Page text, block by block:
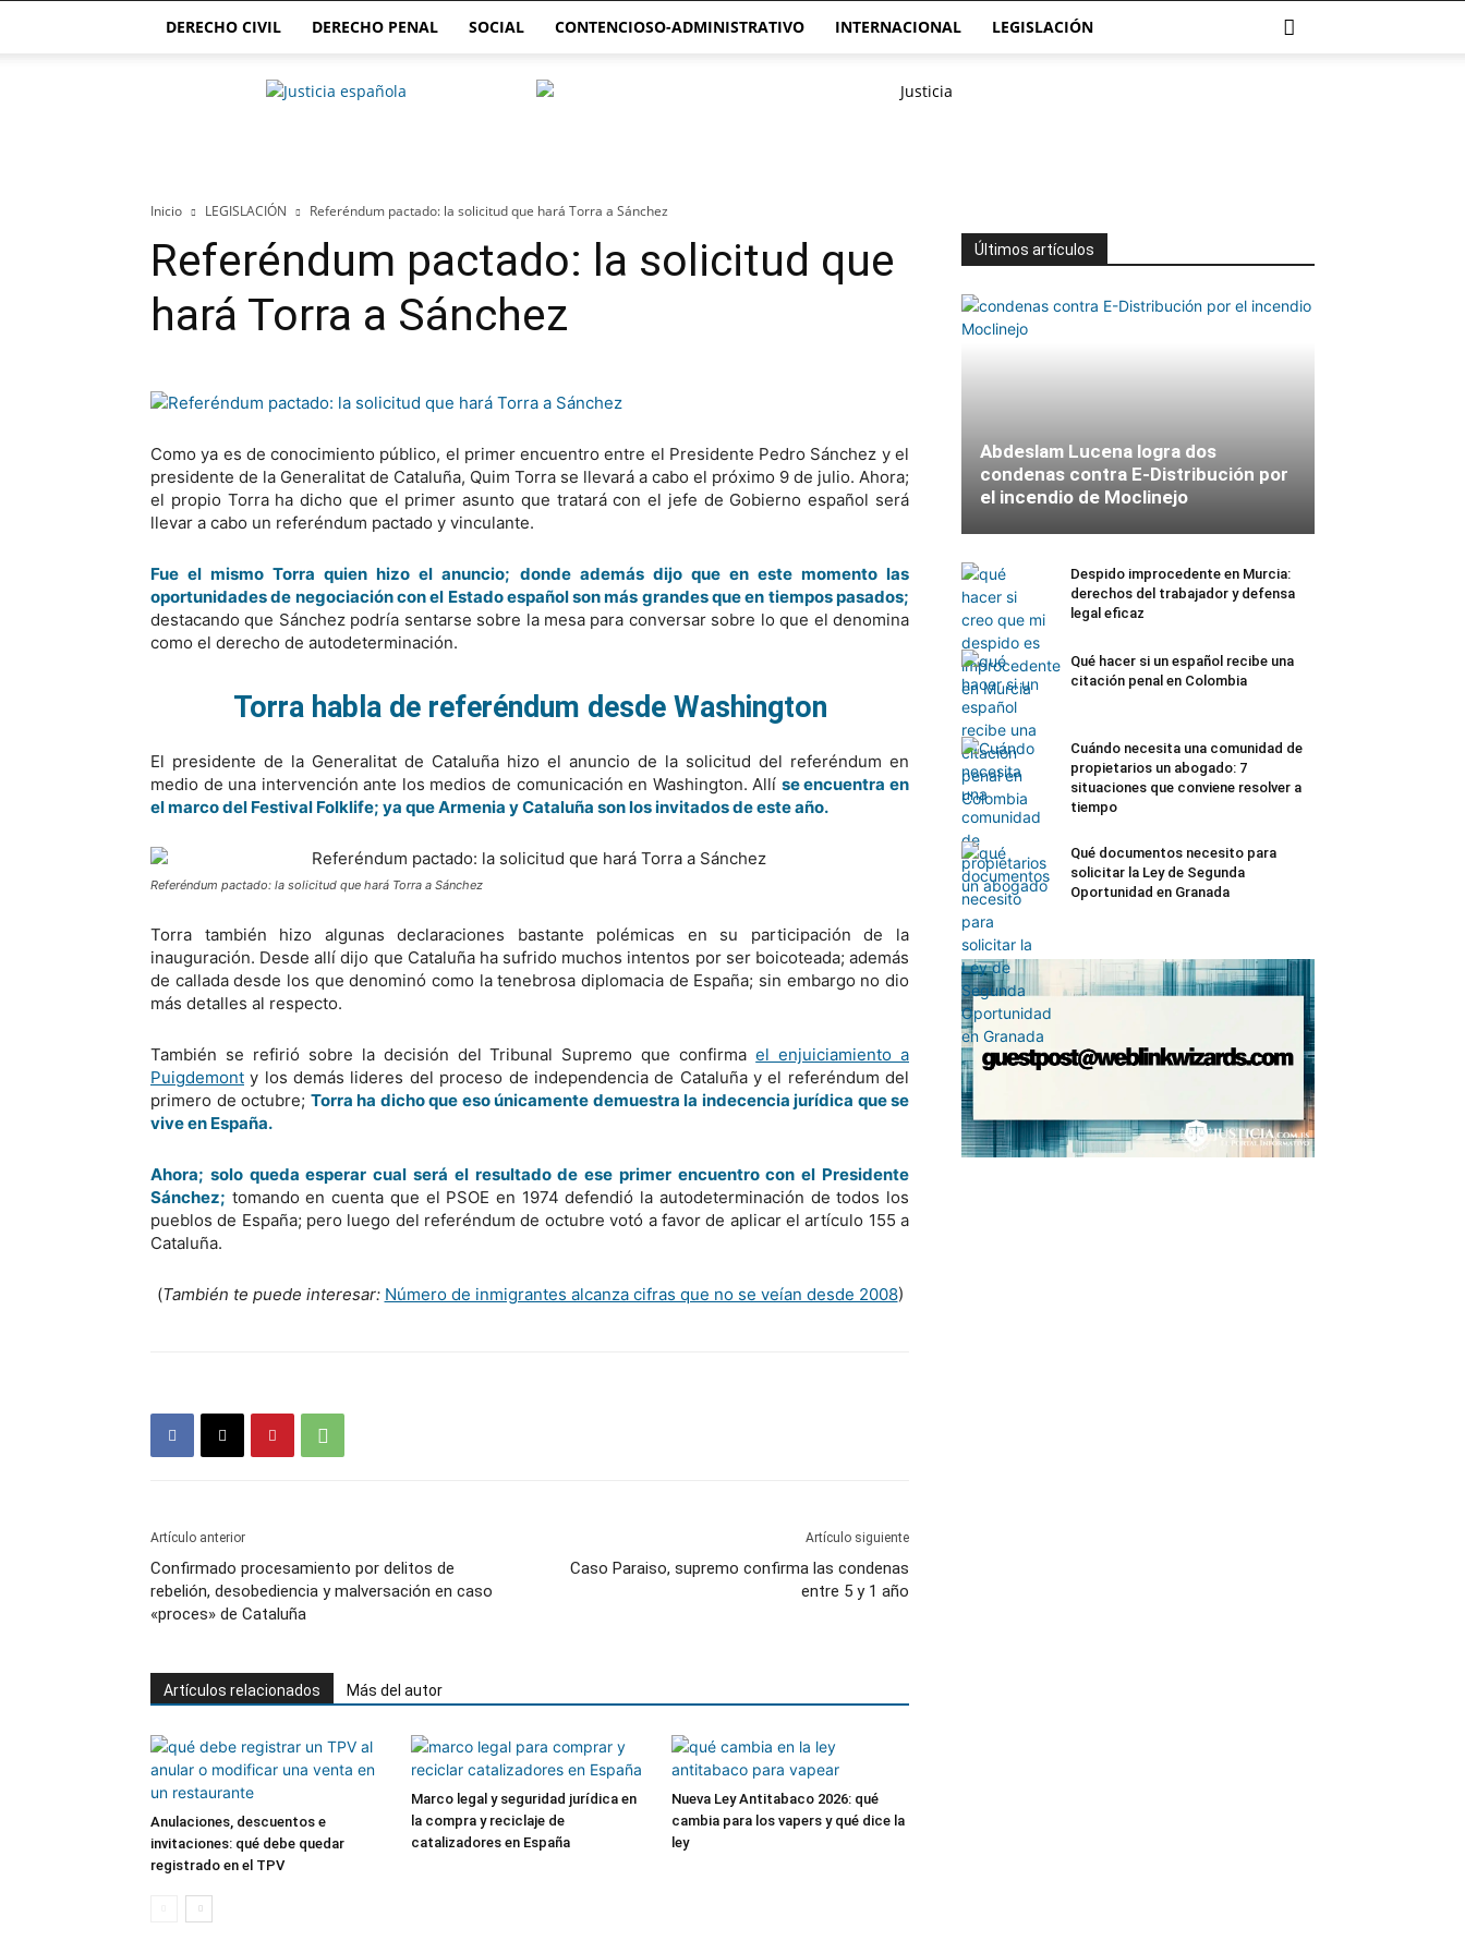
DERECHO CIVIL DERECHO PENAL SOCIAL CONTENCIOSO-ADMINISTRATIVO INTERNACIONAL LEGISLACIÓN
Justicia.com.es
Inicio LEGISLACIÓN Referéndum pactado: la solicitud que hará Torra a Sánchez
Referéndum pactado: la solicitud que
hará Torra a Sánchez
Como ya es de conocimiento público, el primer encuentro entre el Presidente Pedro Sánchez y el
presidente de la Generalitat de Cataluña, Quim Torra se llevará a cabo el próximo 9 de julio. Ahora;
el propio Torra ha dicho que el primer asunto que tratará con el jefe de Gobierno español será
llevar a cabo un referéndum pactado y vinculante.
Fue el mismo Torra quien hizo el anuncio; donde además dijo que en este momento las
oportunidades de negociación con el Estado español son más grandes que en tiempos pasados;
destacando que Sánchez podría sentarse sobre la mesa para conversar sobre lo que el denomina
como el derecho de autodeterminación.
Torra habla de referéndum desde Washington
El presidente de la Generalitat de Cataluña hizo el anuncio de la solicitud del referéndum en
medio de una intervención ante los medios de comunicación en Washington. Allí se encuentra en
el marco del Festival Folklife; ya que Armenia y Cataluña son los invitados de este año.
Referéndum pactado: la solicitud que hará Torra a Sánchez
Torra también hizo algunas declaraciones bastante polémicas en su participación de la
inauguración. Desde allí dijo que Cataluña ha sufrido muchos intentos por ser boicoteada; además
de callada desde los que denominó como la tenebrosa diplomacia de España; sin embargo no dio
más detalles al respecto.
También se refirió sobre la decisión del Tribunal Supremo que confirmael enjuiciamiento a
Puigdemont y los demás lideres del proceso de independencia de Cataluña y el referéndum del
primero de octubre; Torra ha dicho que eso únicamente demuestra la indecencia jurídica que se
vive en España.
Ahora; solo queda esperar cual será el resultado de ese primer encuentro con el Presidente
Sánchez; tomando en cuenta que el PSOE en 1974 defendió la autodeterminación de todos los
pueblos de España; pero luego del referéndum de octubre votó a favor de aplicar el artículo 155 a
Cataluña.
(También te puede interesar: Número de inmigrantes alcanza cifras que no se veían desde 2008)
Artículo anterior
Confirmado procesamiento por delitos de
rebelión, desobediencia y malversación en caso
«proces» de Cataluña
Artículo siguiente
Caso Paraiso, supremo confirma las condenas
entre 5 y 1 año
Artículos relacionados Más del autor
Anulaciones, descuentos e
invitaciones: qué debe quedar
registrado en el TPV
Marco legal y seguridad jurídica en
la compra y reciclaje de
catalizadores en España
Nueva Ley Antitabaco 2026: qué
cambia para los vapers y qué dice la
ley
Últimos artículos
Abdeslam Lucena logra dos
condenas contra E-Distribución por
el incendio de Moclinejo
Despido improcedente en Murcia:
derechos del trabajador y defensa
legal eficaz
Qué hacer si un español recibe una
citación penal en Colombia
Cuándo necesita una comunidad de
propietarios un abogado: 7
situaciones que conviene resolver a
tiempo
Qué documentos necesito para
solicitar la Ley de Segunda
Oportunidad en Granada